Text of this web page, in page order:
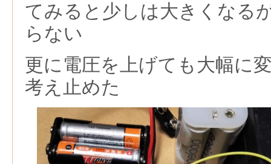
てみると少しは大きくなる
らない
更に電圧を上げても大幅に
考え止めた